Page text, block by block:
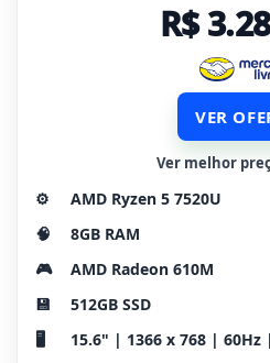
R$
VER
Ver melhor
⚙️
AMD Ryzen 5 7520U
🧠
8GB RAM
🎮
AMD Radeon 610M
💾
512GB SSD
🖥️
15.6" | 1366 x 768 |